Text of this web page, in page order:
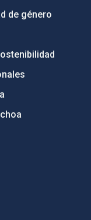
de género